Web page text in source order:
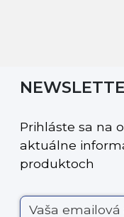
Prihláste sa na
aktuálne
produktoch